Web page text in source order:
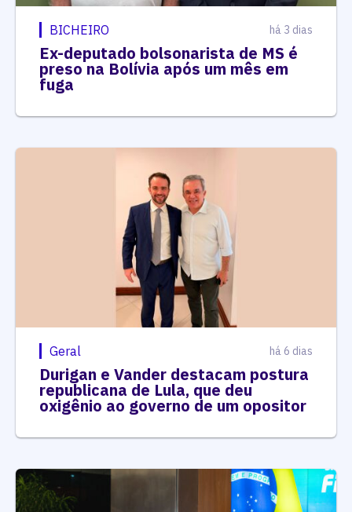
BICHEIRO há 3 dias
Ex-deputado bolsonarista de MS é
preso na Bolívia após um mês em
fuga
Geral há 6 dias
Durigan e Vander destacam postura
republicana de Lula, que deu
oxigênio ao governo de um opositor